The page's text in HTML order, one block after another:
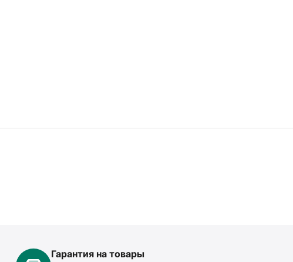
Гарантия на товары